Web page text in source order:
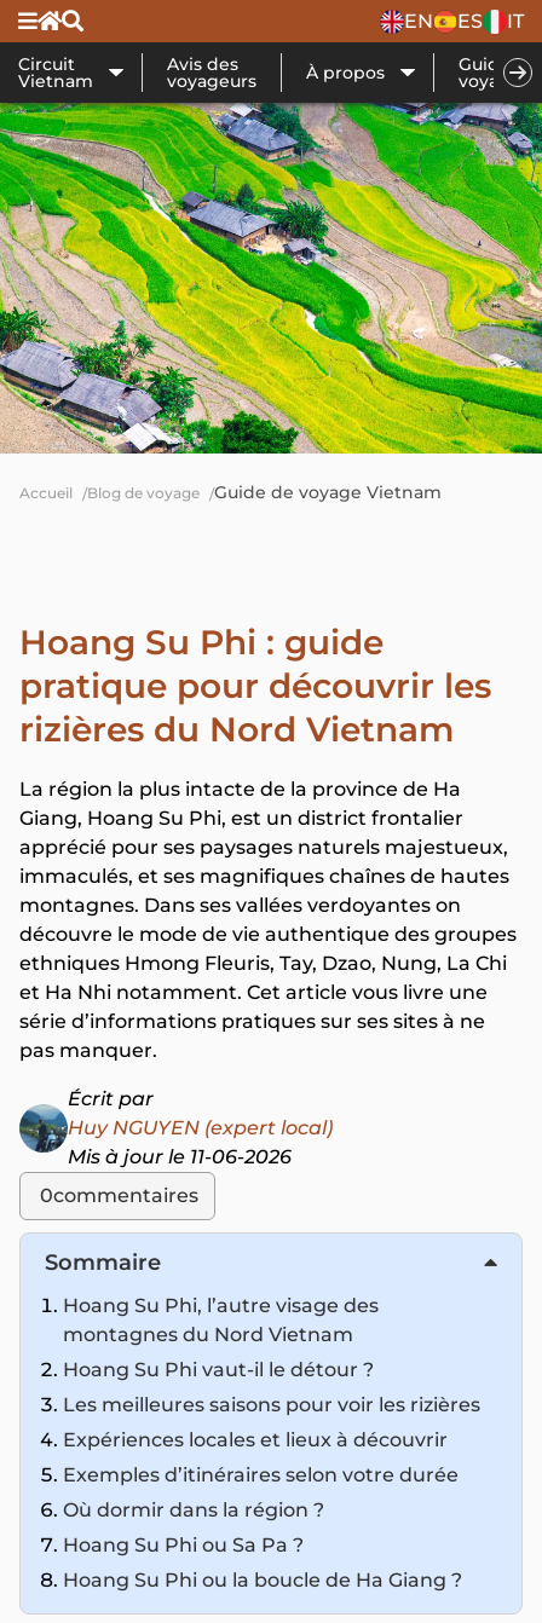
EN ES IT
Circuit
Vietnam
Avis des
voyageurs À propos Guide de
voyage
Accueil Blog de voyage Guide de voyage Vietnam
Hoang Su Phi : guide
pratique pour découvrir les
rizières du Nord Vietnam
La région la plus intacte de la province de Ha
Giang, Hoang Su Phi, est un district frontalier
apprécié pour ses paysages naturels majestueux,
immaculés, et ses magnifiques chaînes de hautes
montagnes. Dans ses vallées verdoyantes on
découvre le mode de vie authentique des groupes
ethniques Hmong Fleuris, Tay, Dzao, Nung, La Chi
et Ha Nhi notamment. Cet article vous livre une
série d’informations pratiques sur ses sites à ne
pas manquer.
Écrit par
Huy NGUYEN (expert local)
Mis à jour le 11-06-2026
0commentaires
Sommaire
Hoang Su Phi, l’autre visage des
montagnes du Nord Vietnam
Hoang Su Phi vaut-il le détour ?
Les meilleures saisons pour voir les rizières
Expériences locales et lieux à découvrir
Exemples d’itinéraires selon votre durée
Où dormir dans la région ?
Hoang Su Phi ou Sa Pa ?
Hoang Su Phi ou la boucle de Ha Giang ?